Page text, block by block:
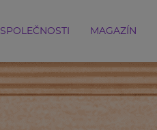
SPOLEČNOSTI MAGAZÍN